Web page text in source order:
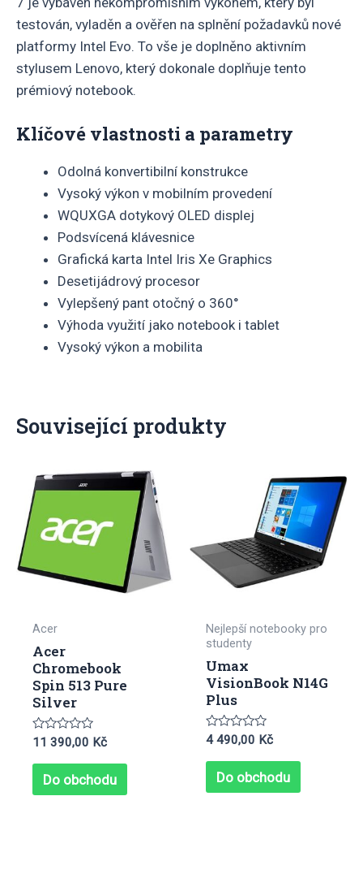
testován, vyladěn a ověřen na splnění požadavků nové
platformy Intel Evo. To vše je doplněno aktivním
stylusem Lenovo, který dokonale doplňuje tento
prémiový notebook.
Klíčové vlastnosti a parametry
Odolná konvertibilní konstrukce
Vysoký výkon v mobilním provedení
WQUXGA dotykový OLED displej
Podsvícená klávesnice
Grafická karta Intel Iris Xe Graphics
Desetijádrový procesor
Vylepšený pant otočný o 360°
Výhoda využití jako notebook i tablet
Vysoký výkon a mobilita
Související produkty
Acer
Acer
Chromebook
Spin 513 Pure
Silver
Hodnocení
z
11 390,00 Kč
Do obchodu
Nejlepší notebooky pro
studenty
Umax
VisionBook N14G
Plus
Hodnocení
z
4 490,00 Kč
Do obchodu